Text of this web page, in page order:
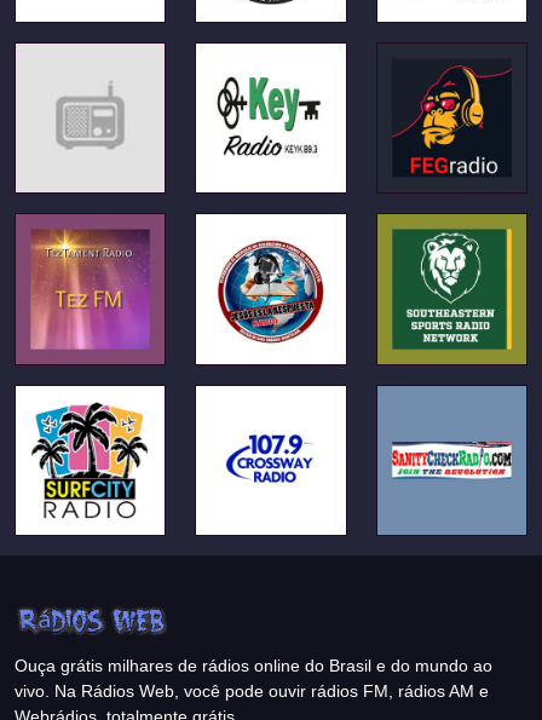
Ouça grátis milhares de rádios online do Brasil e do mundo ao
vivo. Na Rádios Web, você pode ouvir rádios FM, rádios AM e